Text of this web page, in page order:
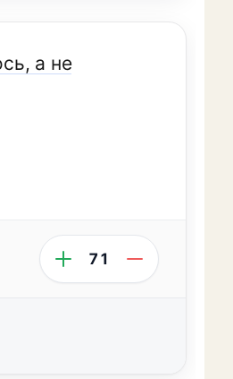
а не
71